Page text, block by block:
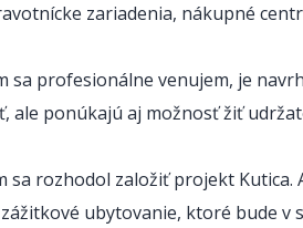
zariadenia, nákupné
sa profesionálne venujem, je
ale ponúkajú aj možnosť žiť
sa rozhodol založiť projekt
ubytovanie, ktoré bude